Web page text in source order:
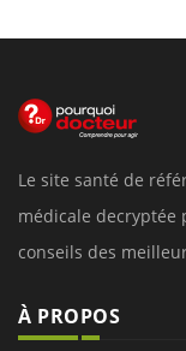
Le site santé de
médicale decryptée
conseils des
À PROPOS